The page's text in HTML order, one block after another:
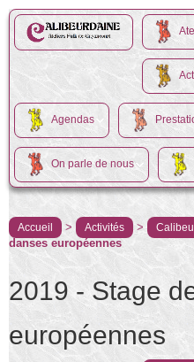
Agendas
On parle de nous
Accueil > Activités >
danses européennes
2019 - Stage
européennes